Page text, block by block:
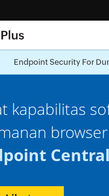
Endpoint Security For
untuk